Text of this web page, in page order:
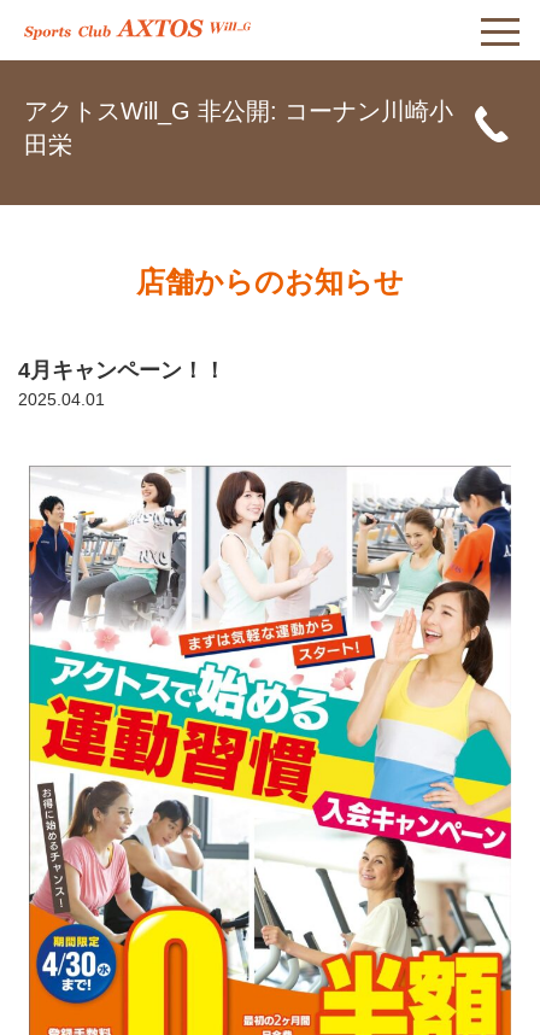
アクトスWill_G 非公開: コーナン川崎小
田栄
店舗からのお知らせ
4月キャンペーン！！
2025.04.01